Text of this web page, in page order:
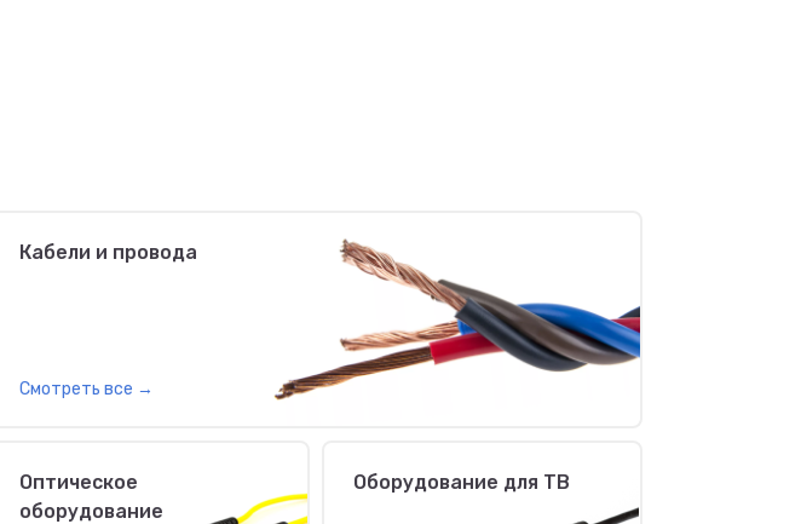
Кабели и провода
Смотреть все →
Оптическое
оборудование
Оборудование для ТВ